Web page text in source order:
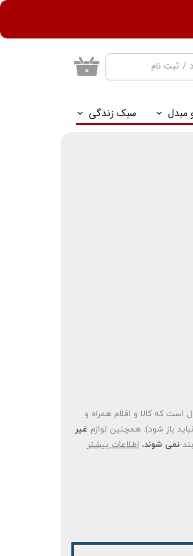
مبدل سبک زندگی
/ ثبت نام
گذر واژه
۰
است که کالا و اقلام همراه و
باز شود). همچنین لوازم غیر
نمی شوند. اطلاعات بیشتر